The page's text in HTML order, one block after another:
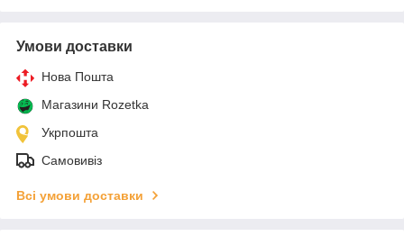
Умови доставки
Нова Пошта
Магазини Rozetka
Укрпошта
Самовивіз
Всі умови доставки